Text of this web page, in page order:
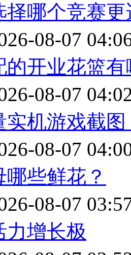
择哪个竞赛
08-07
的开业花篮
08-07
实机游戏截图
08-07
哪些鲜花？
08-07
力增长极